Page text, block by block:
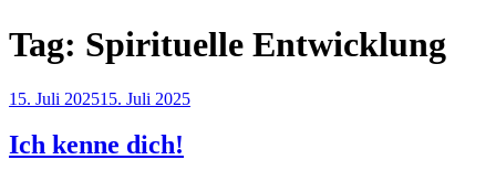
Tag: Spirituelle Entwicklung
Posted
15. Juli 202515. Juli 2025
Ich kenne dich!